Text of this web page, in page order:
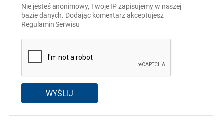
Nie jesteś anonimowy, Twoje IP zapisujemy w naszej
bazie danych. Dodając komentarz akceptujesz
Regulamin Serwisu
WYŚLIJ